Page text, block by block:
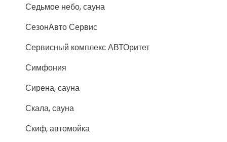
Седьмое небо, сауна
СезонАвто Сервис
Сервисный комплекс АВТОритет
Симфония
Сирена, сауна
Скала, сауна
Скиф, автомойка